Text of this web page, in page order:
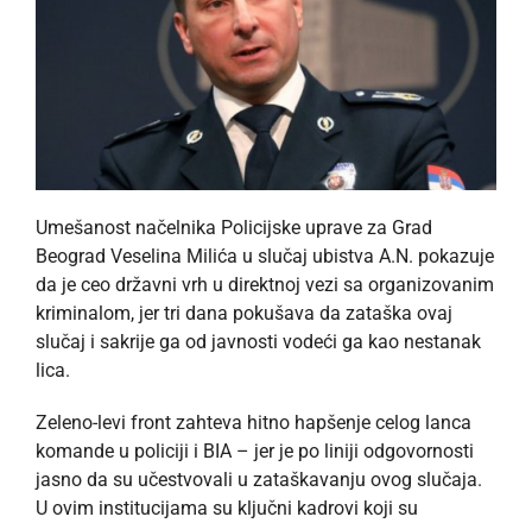
Umešanost načelnika Policijske uprave za Grad
Beograd Veselina Milića u slučaj ubistva A.N. pokazuje
da je ceo državni vrh u direktnoj vezi sa organizovanim
kriminalom, jer tri dana pokušava da zataška ovaj
slučaj i sakrije ga od javnosti vodeći ga kao nestanak
lica.
Zeleno-levi front zahteva hitno hapšenje celog lanca
komande u policiji i BIA – jer je po liniji odgovornosti
jasno da su učestvovali u zataškavanju ovog slučaja.
U ovim institucijama su ključni kadrovi koji su